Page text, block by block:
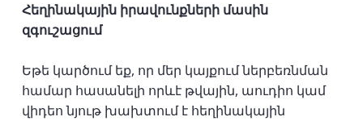
Հեղինակային իրավունքների մասին
զգուշացում
Եթե կարծում եք, որ մեր կայքում ներբեռնման
համար հասանելի որևէ թվային, աուդիո կամ
վիդեո նյութ խախտում է հեղինակային